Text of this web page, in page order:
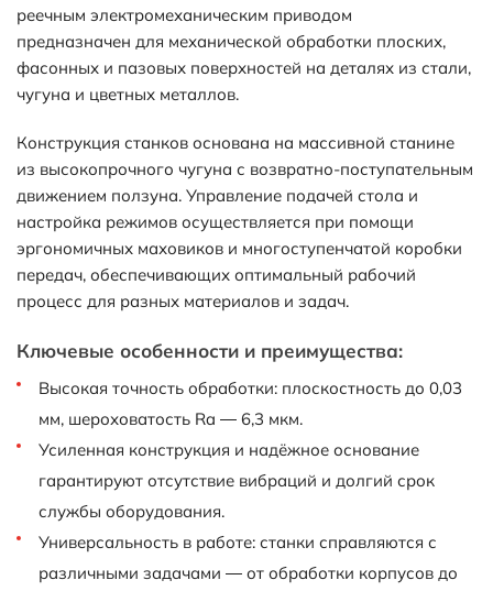
реечным электромеханическим приводом
предназначен для механической обработки плоских,
фасонных и пазовых поверхностей на деталях из стали,
чугуна и цветных металлов.
Конструкция станков основана на массивной станине
из высокопрочного чугуна с возвратно-поступательным
движением ползуна. Управление подачей стола и
настройка режимов осуществляется при помощи
эргономичных маховиков и многоступенчатой коробки
передач, обеспечивающих оптимальный рабочий
процесс для разных материалов и задач.
Ключевые особенности и преимущества:
Высокая точность обработки: плоскостность до 0,03
мм, шероховатость Ra — 6,3 мкм.
Усиленная конструкция и надёжное основание
гарантируют отсутствие вибраций и долгий срок
службы оборудования.
Универсальность в работе: станки справляются с
различными задачами — от обработки корпусов до